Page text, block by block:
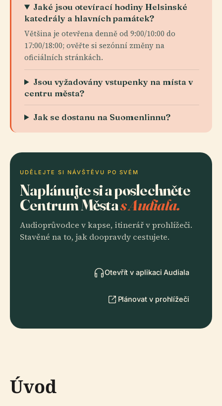
Jaké jsou otevírací hodiny Helsinské
katedrály a hlavních památek?
Většina je otevřena denně od 9:00/10:00 do
17:00/18:00; ověřte si sezónní změny na
oficiálních stránkách.
Jsou vyžadovány vstupenky na místa v
centru města?
Jak se dostanu na Suomenlinnu?
UDĚLEJTE SI NÁVŠTĚVU PO SVÉM
Naplánujte si a poslechněte
Centrum Městas Audiala.
Audioprůvodce v kapse, itinerář v prohlížeči.
Stavěné na to, jak doopravdy cestujete.
Otevřít v aplikaci Audiala
Plánovat v prohlížeči
Úvod